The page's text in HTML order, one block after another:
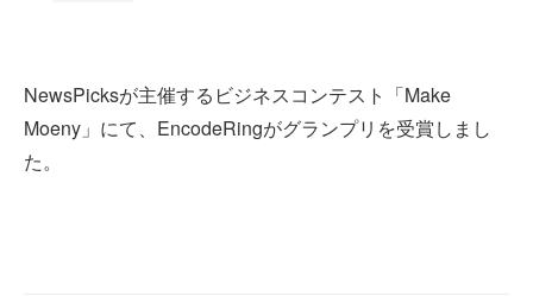
NewsPicksが主催するビジネスコンテスト「Make
Moeny」にて、EncodeRingがグランプリを受賞しまし
た。